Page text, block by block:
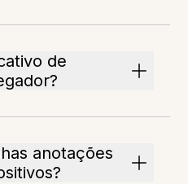
de
anotações